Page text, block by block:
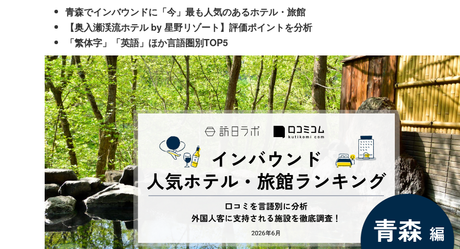
青森でインバウンドに「今」最も人気のあるホテル・旅館
【奥入瀬渓流ホテル by 星野リゾート】評価ポイントを分析
「繁体字」「英語」ほか言語圏別TOP5